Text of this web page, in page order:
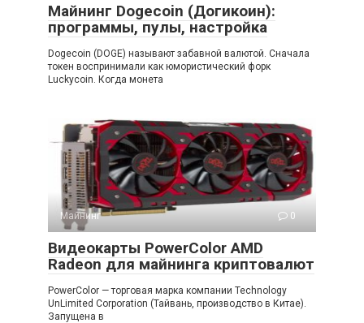
Майнинг Dogecoin (Догикоин):
программы, пулы, настройка
Dogecoin (DOGE) называют забавной валютой. Сначала
токен воспринимали как юмористический форк
Luckycoin. Когда монета
Майнинг 0
Видеокарты PowerColor AMD
Radeon для майнинга криптовалют
PowerColor — торговая марка компании Technology
UnLimited Corporation (Тайвань, производство в Китае).
Запущена в